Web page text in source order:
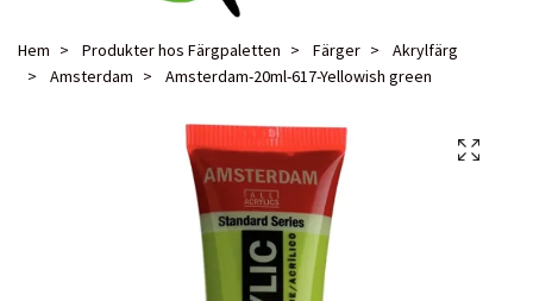
Hem Produkter hos Färgpaletten Färger
Akrylfärg
Amsterdam
Amsterdam-20ml-617-Yellowish green